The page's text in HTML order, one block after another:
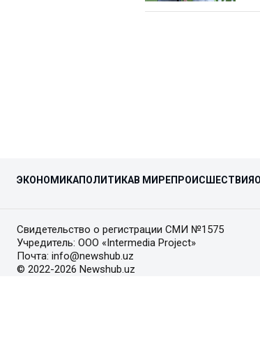
ЭКОНОМИКАПОЛИТИКАВ МИРЕПРОИСШЕСТВИЯ
Свидетельство о регистрации СМИ №1575
Учредитель: ООО «Intermedia Project»
Почта: info@newshub.uz
© 2022-2026 Newshub.uz